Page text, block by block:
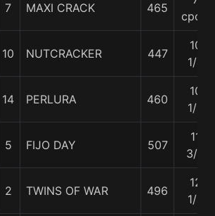
7 MAXI CRACK 465
cpos.
10 NUTCRACKER 447
10
1/4
14 PERLURA 460
10
1/4
5 FIJO DAY 507
11
3/4
2 TWINS OF WAR 496
12
1/4